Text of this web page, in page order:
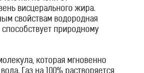
висцерального жира.
свойствам водородная
природному
которая мгновенно